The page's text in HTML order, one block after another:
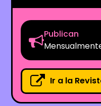
Publican
Ir a la